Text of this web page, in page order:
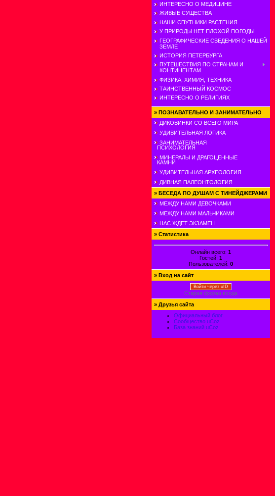
ИНТЕРЕСНО О МЕДИЦИНЕ
ЖИВЫЕ СУЩЕСТВА
НАШИ СПУТНИКИ РАСТЕНИЯ
У ПРИРОДЫ НЕТ ПЛОХОЙ ПОГОДЫ
ГЕОГРАФИЧЕСКИЕ СВЕДЕНИЯ О НАШЕЙ
ЗЕМЛЕ
ИСТОРИЯ ПЕТЕРБУРГА
ПУТЕШЕСТВИЯ ПО СТРАНАМ И
КОНТИНЕНТАМ
ФИЗИКА, ХИМИЯ, ТЕХНИКА
ТАИНСТВЕННЫЙ КОСМОС
ИНТЕРЕСНО О РЕЛИГИЯХ
» ПОЗНАВАТЕЛЬНО И ЗАНИМАТЕЛЬНО
ДИКОВИНКИ СО ВСЕГО МИРА
УДИВИТЕЛЬНАЯ ЛОГИКА
ЗАНИМАТЕЛЬНАЯ
ПСИХОЛОГИЯ
МИНЕРАЛЫ И ДРАГОЦЕННЫЕ
КАМНИ
УДИВИТЕЛЬНАЯ АРХЕОЛОГИЯ
ДИВНАЯ ПАЛЕОНТОЛОГИЯ
» БЕСЕДА ПО ДУШАМ С ТИНЕЙДЖЕРАМИ
МЕЖДУ НАМИ ДЕВОЧКАМИ
МЕЖДУ НАМИ МАЛЬЧИКАМИ
НАС ЖДЕТ ЭКЗАМЕН
» Статистика
Онлайн всего: 1
Гостей: 1
Пользователей: 0
» Вход на сайт
Войти через uID
Старая форма входа
» Друзья сайта
Официальный блог
Сообщество uCoz
База знаний uCoz